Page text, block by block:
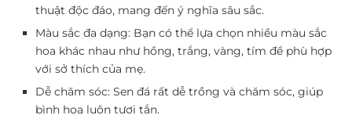
thuật độc đáo, mang đến ý nghĩa sâu sắc.
Màu sắc đa dạng: Bạn có thể lựa chọn nhiều màu sắc
hoa khác nhau như hồng, trắng, vàng, tím để phù hợp
với sở thích của mẹ.
Dễ chăm sóc: Sen đá rất dễ trồng và chăm sóc, giúp
bình hoa luôn tươi tắn.